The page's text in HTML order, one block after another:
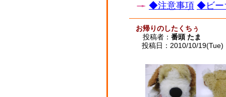
◆注意事項 ◆ビー
お帰りのしたくちぅ
投稿者： 番頭 たま
投稿日：2010/10/